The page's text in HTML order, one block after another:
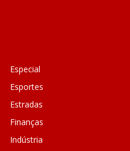
Especial
Esportes
Estradas
Finanças
Indústria